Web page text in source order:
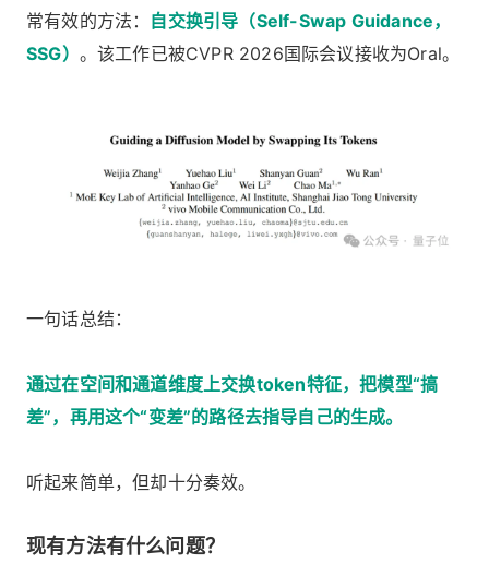
常有效的方法： 自交换引导（Self-Swap Guidance，
SSG） 。该工作已被CVPR 2026国际会议接收为Oral。
一句话总结：
通过在空间和通道维度上交换token特征，把模型“搞
差”，再用这个“变差”的路径去指导自己的生成。
听起来简单，但却十分奏效。
现有方法有什么问题？